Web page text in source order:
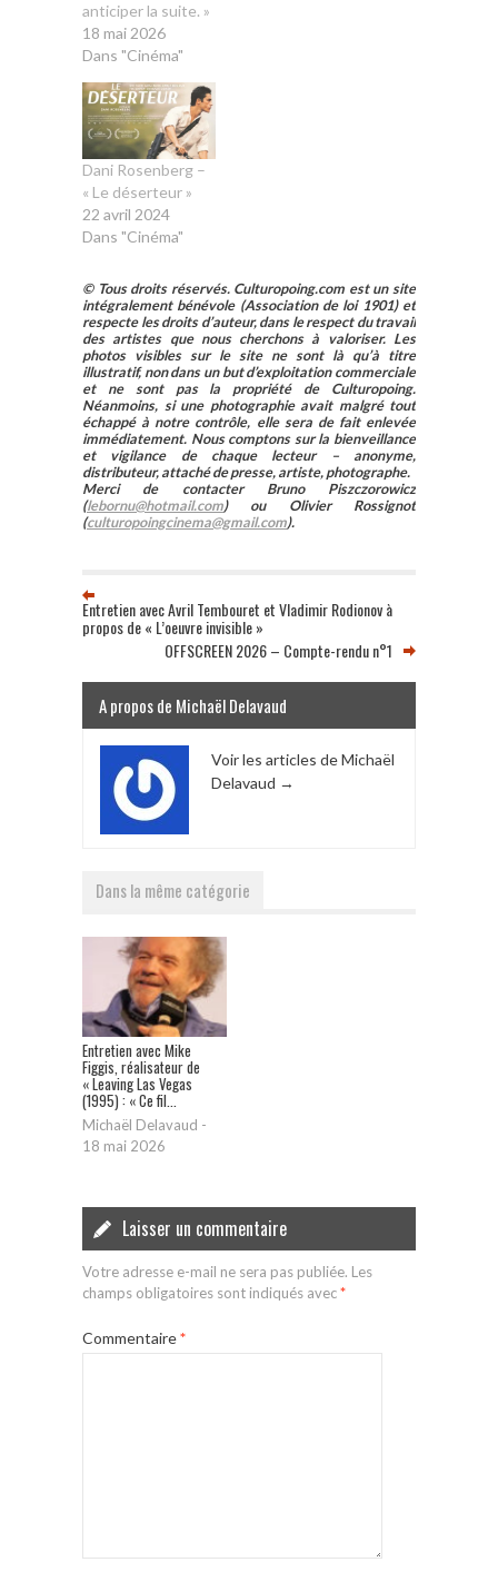
anticiper la suite. »
18 mai 2026
Dans "Cinéma"
Dani Rosenberg –
« Le déserteur »
22 avril 2024
Dans "Cinéma"
© Tous droits réservés. Culturopoing.com est un site
intégralement bénévole (Association de loi 1901) et
respecte les droits d’auteur, dans le respect du travail
des artistes que nous cherchons à valoriser. Les
photos visibles sur le site ne sont là qu’à titre
illustratif, non dans un but d’exploitation commerciale
et ne sont pas la propriété de Culturopoing.
Néanmoins, si une photographie avait malgré tout
échappé à notre contrôle, elle sera de fait enlevée
immédiatement. Nous comptons sur la bienveillance
et vigilance de chaque lecteur – anonyme,
distributeur, attaché de presse, artiste, photographe.
Merci de contacter Bruno Piszczorowicz
(lebornu@hotmail.com) ou Olivier Rossignot
(culturopoingcinema@gmail.com).
Entretien avec Avril Tembouret et Vladimir Rodionov à
propos de « L’oeuvre invisible »
OFFSCREEN 2026 – Compte-rendu n°1
A propos de Michaël Delavaud
Voir les articles de Michaël
Delavaud →
Dans la même catégorie
Entretien avec Mike
Figgis, réalisateur de
« Leaving Las Vegas
(1995) : « Ce fil...
Michaël Delavaud -
18 mai 2026
Laisser un commentaire
Votre adresse e-mail ne sera pas publiée. Les
champs obligatoires sont indiqués avec*
Commentaire*